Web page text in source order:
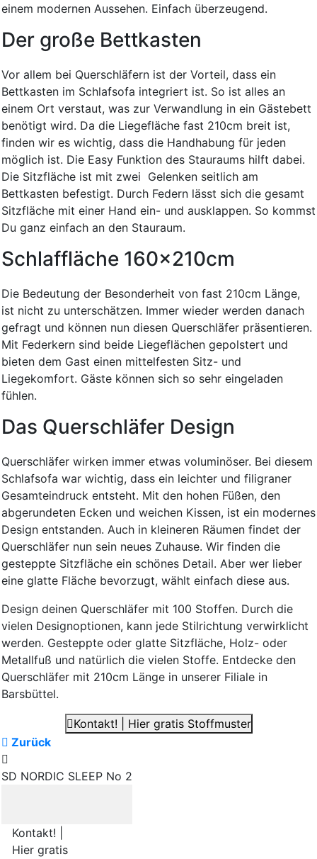
einem modernen Aussehen. Einfach überzeugend.
Der große Bettkasten
Vor allem bei Querschläfern ist der Vorteil, dass ein
Bettkasten im Schlafsofa integriert ist. So ist alles an
einem Ort verstaut, was zur Verwandlung in ein Gästebett
benötigt wird. Da die Liegefläche fast 210cm breit ist,
finden wir es wichtig, dass die Handhabung für jeden
möglich ist. Die Easy Funktion des Stauraums hilft dabei.
Die Sitzfläche ist mit zwei Gelenken seitlich am
Bettkasten befestigt. Durch Federn lässt sich die gesamt
Sitzfläche mit einer Hand ein- und ausklappen. So kommst
Du ganz einfach an den Stauraum.
Schlaffläche 160x210cm
Die Bedeutung der Besonderheit von fast 210cm Länge,
ist nicht zu unterschätzen. Immer wieder werden danach
gefragt und können nun diesen Querschläfer präsentieren.
Mit Federkern sind beide Liegeflächen gepolstert und
bieten dem Gast einen mittelfesten Sitz- und
Liegekomfort. Gäste können sich so sehr eingeladen
fühlen.
Das Querschläfer Design
Querschläfer wirken immer etwas voluminöser. Bei diesem
Schlafsofa war wichtig, dass ein leichter und filigraner
Gesamteindruck entsteht. Mit den hohen Füßen, den
abgerundeten Ecken und weichen Kissen, ist ein modernes
Design entstanden. Auch in kleineren Räumen findet der
Querschläfer nun sein neues Zuhause. Wir finden die
gesteppte Sitzfläche ein schönes Detail. Aber wer lieber
eine glatte Fläche bevorzugt, wählt einfach diese aus.
Design deinen Querschläfer mit 100 Stoffen. Durch die
vielen Designoptionen, kann jede Stilrichtung verwirklicht
werden. Gesteppte oder glatte Sitzfläche, Holz- oder
Metallfuß und natürlich die vielen Stoffe. Entdecke den
Querschläfer mit 210cm Länge in unserer Filiale in
Barsbüttel.
Kontakt! | Hier gratis Stoffmuster
Zurück
SD NORDIC SLEEP No 2
Kontakt! |
Hier gratis